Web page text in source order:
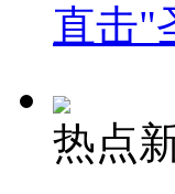
直击"
热点